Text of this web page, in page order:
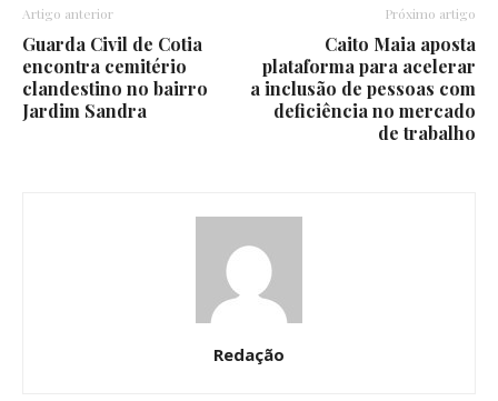
Artigo anterior
Guarda Civil de Cotia
encontra cemitério
clandestino no bairro
Jardim Sandra
Próximo artigo
Caito Maia aposta
plataforma para acelerar
a inclusão de pessoas com
deficiência no mercado
de trabalho
Redação